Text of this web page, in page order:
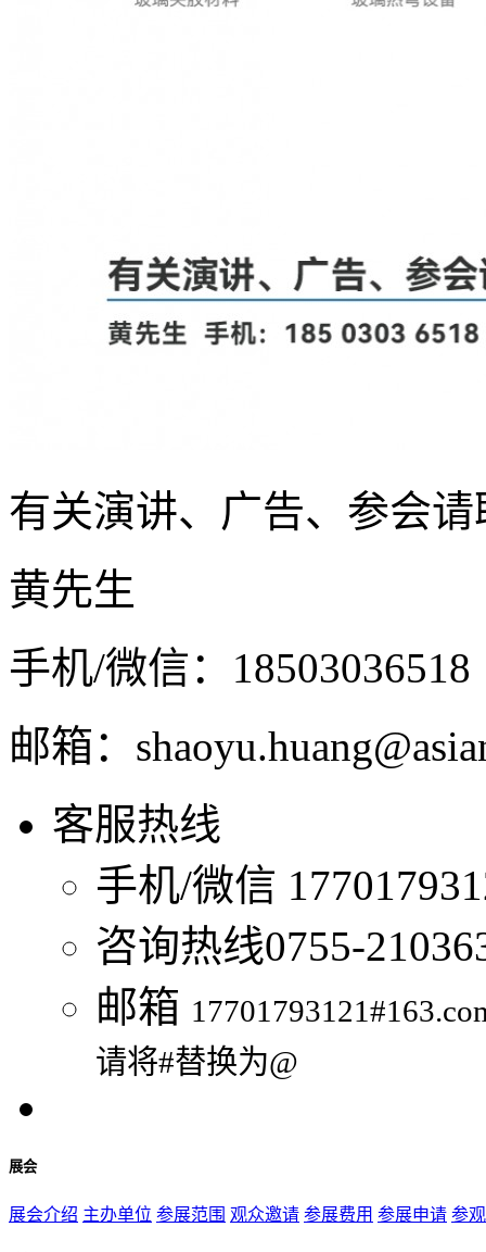
有关演讲、广告、参会请
黄先生
手机/微信：18503036518
邮箱：
客服热线
手机/微信
咨询热线0755-
邮箱
请将#替换为@
展会
展会介绍 主办单位 参展范围 观众邀请 参展费用 参展申请 参